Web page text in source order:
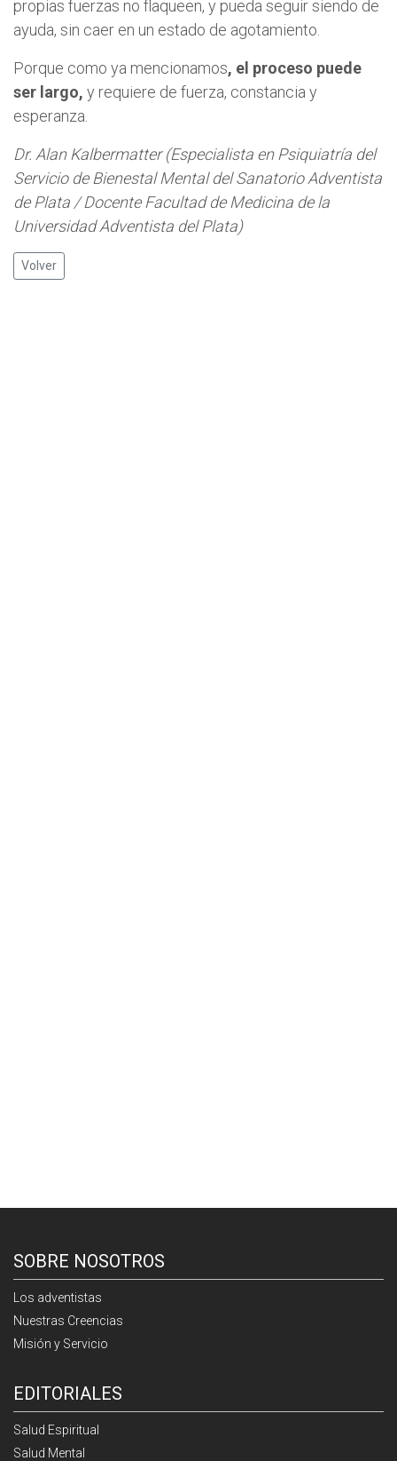
propias fuerzas no flaqueen, y pueda seguir siendo de
ayuda, sin caer en un estado de agotamiento.
Porque como ya mencionamos, el proceso puede
ser largo, y requiere de fuerza, constancia y
esperanza.
Dr. Alan Kalbermatter (Especialista en Psiquiatría del
Servicio de Bienestal Mental del Sanatorio Adventista
de Plata / Docente Facultad de Medicina de la
Universidad Adventista del Plata)
Volver
SOBRE NOSOTROS
Los adventistas
Nuestras Creencias
Misión y Servicio
EDITORIALES
Salud Espiritual
Salud Mental